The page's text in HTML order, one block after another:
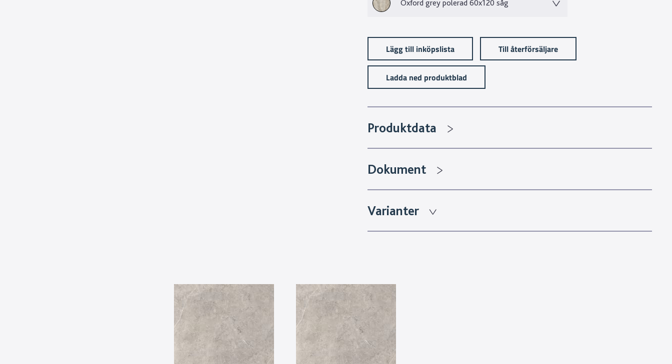
Oxford grey polerad 60x120 såg
Lägg till inköpslista Till återförsäljare
Ladda ned produktblad
Produktdata
Dokument
Varianter